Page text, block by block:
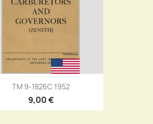
TM 9-1826C 1952
9,00 €